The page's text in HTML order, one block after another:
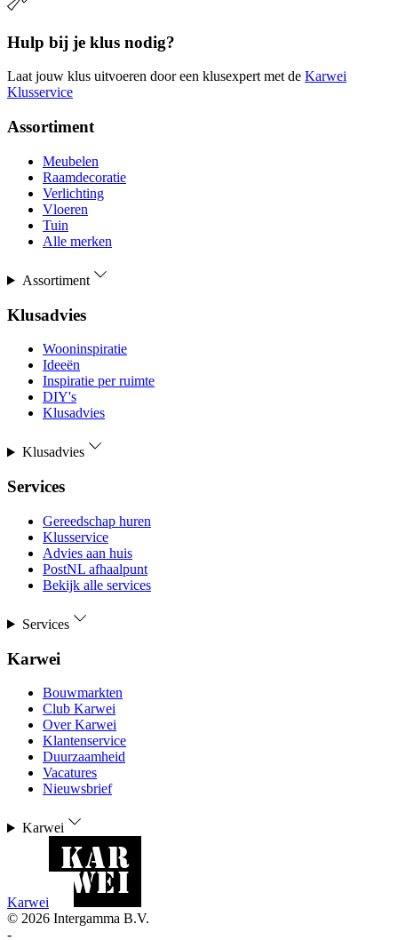
Hulp bij je klus nodig?
Laat jouw klus uitvoeren door een klusexpert met de Karwei
Klusservice
Assortiment
Meubelen
Raamdecoratie
Verlichting
Vloeren
Tuin
Alle merken
Assortiment
Klusadvies
Wooninspiratie
Ideeën
Inspiratie per ruimte
DIY's
Klusadvies
Klusadvies
Services
Gereedschap huren
Klusservice
Advies aan huis
PostNL afhaalpunt
Bekijk alle services
Services
Karwei
Bouwmarkten
Club Karwei
Over Karwei
Klantenservice
Duurzaamheid
Vacatures
Nieuwsbrief
Karwei
Karwei
© 2026 Intergamma B.V.
-